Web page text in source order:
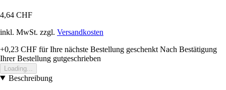
4,64 CHF
inkl. MwSt. zzgl. Versandkosten
+0,23 CHF für Ihre nächste Bestellung geschenkt Nach Bestätigung
Ihrer Bestellung gutgeschrieben
Loading...
Beschreibung